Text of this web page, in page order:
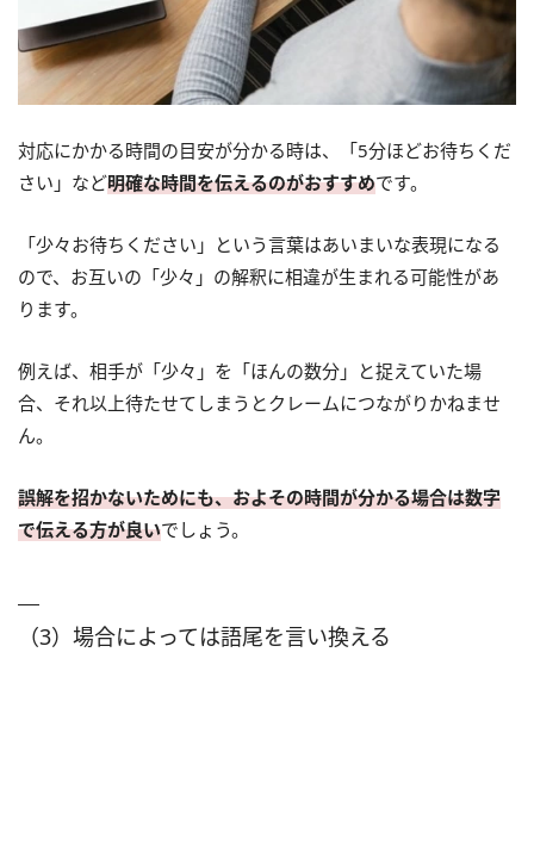
対応にかかる時間の目安が分かる時は、「5分ほどお待ちくだ
さい」など明確な時間を伝えるのがおすすめです。
「少々お待ちください」という言葉はあいまいな表現になる
ので、お互いの「少々」の解釈に相違が生まれる可能性があ
ります。
例えば、相手が「少々」を「ほんの数分」と捉えていた場
合、それ以上待たせてしまうとクレームにつながりかねませ
ん。
誤解を招かないためにも、およその時間が分かる場合は数字
で伝える方が良いでしょう。
（3）場合によっては語尾を言い換える